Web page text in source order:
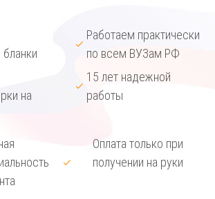
на
Работаем практически
по всем ВУЗам РФ
15 лет надежной
работы
Оплата только при
получении на руки